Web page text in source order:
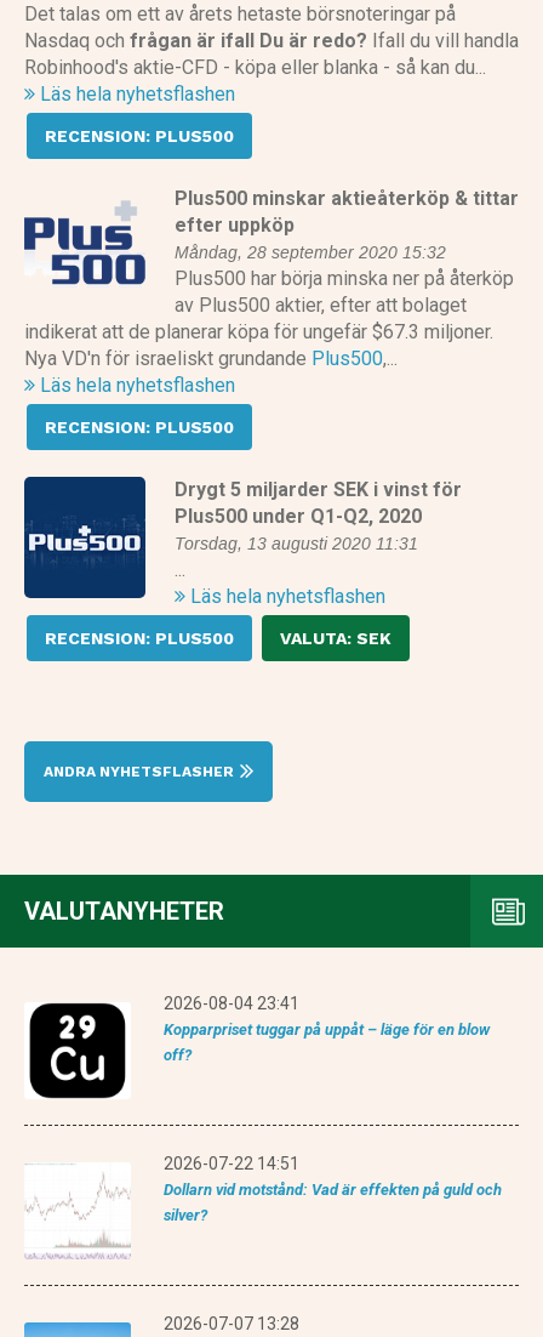
Det talas om ett av årets hetaste börsnoteringar på
Nasdaq och frågan är ifall Du är redo? Ifall du vill handla
Robinhood's aktie-CFD - köpa eller blanka - så kan du...
Läs hela nyhetsflashen
RECENSION: PLUS500
Plus500 minskar aktieåterköp & tittar
efter uppköp
Måndag, 28 september 2020 15:32
Plus500 har börja minska ner på återköp
av Plus500 aktier, efter att bolaget
indikerat att de planerar köpa för ungefär $67.3 miljoner.
Nya VD'n för israeliskt grundande Plus500,...
Läs hela nyhetsflashen
RECENSION: PLUS500
Drygt 5 miljarder SEK i vinst för
Plus500 under Q1-Q2, 2020
Torsdag, 13 augusti 2020 11:31
...
Läs hela nyhetsflashen
RECENSION: PLUS500 VALUTA: SEK
ANDRA NYHETSFLASHER
VALUTANYHETER
2026-08-04 23:41
Kopparpriset tuggar på uppåt – läge för en blow
off?
2026-07-22 14:51
Dollarn vid motstånd: Vad är effekten på guld och
silver?
2026-07-07 13:28